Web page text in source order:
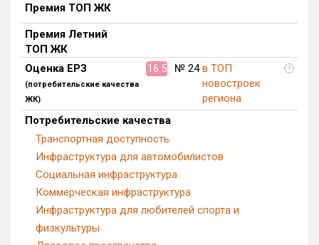
Премия ТОП ЖК
Премия Летний
ТОП ЖК
Оценка ЕРЗ
(потребительские качества
ЖК)
16.5 № 24 в ТОП
новостроек
региона
?
Потребительские качества
Транспортная доступность
Инфраструктура для автомобилистов
Социальная инфраструктура
Коммерческая инфраструктура
Инфраструктура для любителей спорта и
физкультуры